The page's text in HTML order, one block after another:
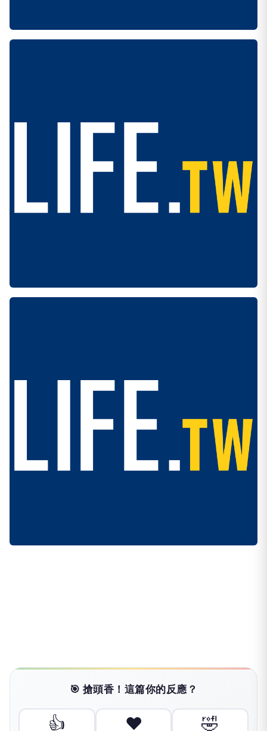
🎯 搶頭香！這篇你的反應？
👍 ❤️ 🤣